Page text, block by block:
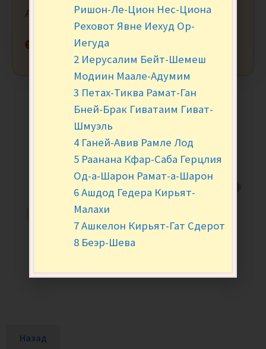
Ассорти лимон и какао.
Нет в наличии
Назад
Ришон-Ле-Цион Нес-Циона
Реховот Явне Иехуд Ор-
Иегуда
2 Иерусалим Бейт-Шемеш
Модиин Маале-Адумим
3 Петах-Тиква Рамат-Ган
Бней-Брак Гиватаим Гиват-
Шмуэль
4 Ганей-Авив Рамле Лод
5 Раанана Кфар-Саба Герцлия
Од-а-Шарон Рамат-а-Шарон
6 Ашдод Гедера Кирьят-
Малахи
7 Ашкелон Кирьят-Гат Сдерот
8 Беэр-Шева